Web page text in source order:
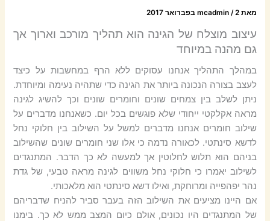
מאת mcadmin /2 בפברואר 2017
עיצוב מוצלח של הגינה הוא תהליך מורכב וארוך אך
גם מהנה במיוחד
במהלך התהליך אנחנו עסוקים ללא הרף במחשבות על כיצד
לעצב בצורה הנכונה ביותר את הגינה כדי שתהיה נעימה ומיוחדת.
ניתן לשלב בין צמחים שונים וחומרים שונים וכך להשיג לגינה
מראה אקלקטי ייחודי שלא פוגשים בכל יום. כשאנחנו מדברים על
שילוב חומרים אנחנו מדברים למשל על השילוב בין חלוקי נחל
לדשא סינתטי. לכאורה נדמה כי אלו שני חומרים שונים שהשילוב
בניהם הוא תלוש לחלוטין אך למעשה לא כך הדבר. המתנגדים
לשילוב יאמרו כי חלוקי נחל משווים לגינה מראה טבעי, של גדת
נהר יפהפייה ומרוחקת, ואילו דשא סינתטי הוא מלאכותי.
אם היינו מציעים את השילוב הזה בעבר סביר להניח שדבריהם
של המתנגדים היו נכונים, אולם כיום המצב ממש לא כך. בימנו